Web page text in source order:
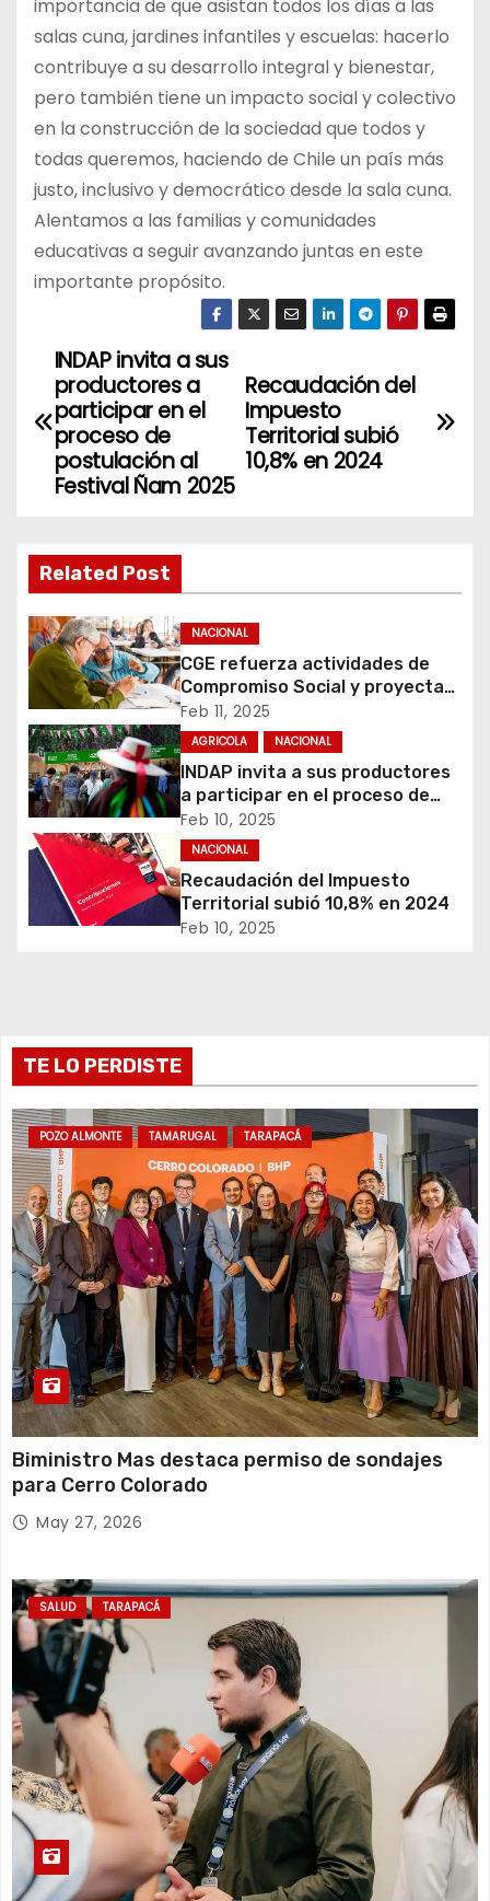
importancia de que asistan todos los días a las
salas cuna, jardines infantiles y escuelas: hacerlo
contribuye a su desarrollo integral y bienestar,
pero también tiene un impacto social y colectivo
en la construcción de la sociedad que todos y
todas queremos, haciendo de Chile un país más
justo, inclusivo y democrático desde la sala cuna.
Alentamos a las familias y comunidades
educativas a seguir avanzando juntas en este
importante propósito.
N
a
g
a
c
i
ó
n
d
e
e
r
a
d
a
s
Recaudación del
Impuesto
Territorial subió
10,8% en 2024
INDAP invita a sus
productores a
participar en el
proceso de
postulación al
Festival Ñam 2025
Related Post
NACIONAL
CGE refuerza actividades de
Compromiso Social y proyecta
llegar a un mayor número de
beneficiarios en 2025
Feb 11, 2025
AGRICOLA NACIONAL
INDAP invita a sus productores
a participar en el proceso de
postulación al Festival Ñam
2025
Feb 10, 2025
NACIONAL
Recaudación del Impuesto
Territorial subió 10,8% en 2024
Feb 10, 2025
TE LO PERDISTE
POZO ALMONTE TAMARUGAL TARAPACÁ
Biministro Mas destaca permiso de sondajes
para Cerro Colorado
May 27, 2026
SALUD TARAPACÁ